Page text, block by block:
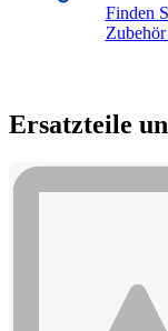
Finden
Ersatzteile